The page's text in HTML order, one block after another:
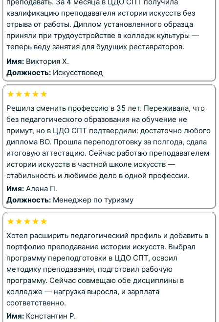
квалификацию преподавателя истории искусств без
отрыва от работы. Диплом установленного образца
приняли при трудоустройстве в колледж культуры —
теперь веду занятия для будущих реставраторов.
Имя: Виктория Х.
Должность: Искусствовед
★★★★★
Решила сменить профессию в 35 лет. Переживала, что
без педагогического образования на обучение не
примут, но в ЦДО СПТ подтвердили: достаточно любого
диплома ВО. Прошла переподготовку за полгода, сдала
итоговую аттестацию. Сейчас работаю преподавателем
истории искусств в частной школе искусств —
стабильность и любимое дело в одной профессии.
Имя: Алена П.
Должность: Менеджер по туризму
★★★★★
Хотел расширить педагогический профиль и добавить в
портфолио преподавание истории искусств. Выбрал
программу переподготовки в ЦДО СПТ, освоил
методику преподавания, подготовил рабочую
программу. Сейчас совмещаю обе дисциплины в
колледже — нагрузка выросла, и зарплата
соответственно.
Имя: Константин Р.